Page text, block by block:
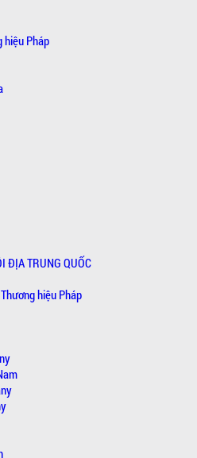
hiệu Pháp
ĐỊA TRUNG QUỐC
hiệu Pháp